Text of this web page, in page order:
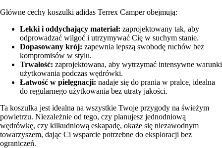
Główne cechy koszulki adidas Terrex Camper obejmują:
Lekki i oddychający materiał: zaprojektowany tak, aby
odprowadzać wilgoć i utrzymywać Cię w suchym stanie.
Dopasowany krój: zapewnia lepszą swobodę ruchów bez
kompromisów w stylu.
Trwałość: zaprojektowana, aby wytrzymać intensywne warunki
użytkowania podczas wędrówki.
Łatwość w pielęgnacji: nadaje się do prania w pralce, idealna
do regularnego użytkowania bez utraty jakości.
Ta koszulka jest idealna na wszystkie Twoje przygody na świeżym
powietrzu. Niezależnie od tego, czy planujesz jednodniową
wędrówkę, czy kilkudniową eskapadę, okaże się niezawodnym
towarzyszem, dając Ci wsparcie potrzebne do eksploracji bez
ograniczeń.